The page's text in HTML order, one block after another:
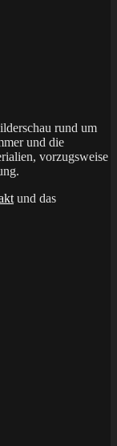
rund um
und die
vorzugsweise
und das